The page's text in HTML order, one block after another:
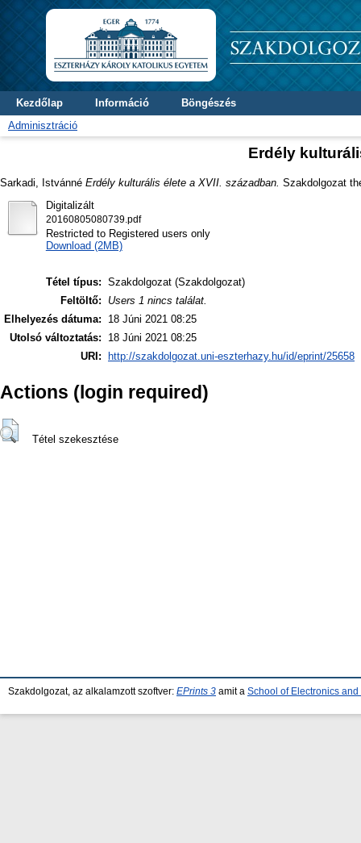
Kezdőlap Információ
Böngészés
Adminisztráció
Erdély
Sarkadi, Istvánné Erdély kulturális élete a XVII. században. Szakdolgozat
Digitalizált
20160805080739.pdf
Restricted to Registered users only
Download (2MB)
Tétel típus: Szakdolgozat (Szakdolgozat)
Feltöltő:
Users 1 nincs találat.
Elhelyezés dátuma:
18 Júni 2021 08:25
Utolsó változtatás:
18 Júni 2021 08:25
URI:
http://szakdolgozat.uni-eszterhazy.hu/id/eprint/25658
Actions (login required)
Tétel szekesztése
Szakdolgozat, az alkalamzott szoftver: EPrints 3 amit a School of Electronics